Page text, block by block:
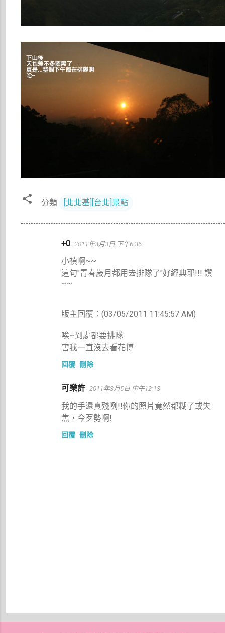
分類 [北北基][台北]景點
+0 2011年3月3日 下午6:36
小禎啊~~
這句"青春歲月都用去排隊了"好經典耶!!! 讚
~~
版主回覆：(03/05/2011 11:45:57 AM)
唉~到處都要排隊
害我一直沒去看花博
回覆 刪除
可樂許 2011年3月5日 中午12:13
我的手還真殘咧!!你的照片竟然都糊了或失
焦，今歹勢啊!
回覆 刪除
貼